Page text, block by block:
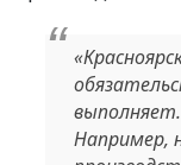
Например,